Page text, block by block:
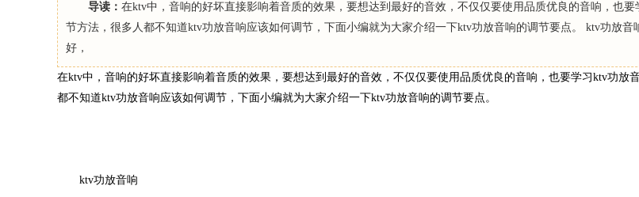
导读： 在ktv中，音响的好坏直接影响着音质的效果，要想达到最好的音效，不仅仅要使用品质优良的音响，也要
节方法，很多人都不知道ktv功放音响应该如何调节，下面小编就为大家介绍一下ktv功放音响的调节要点。 ktv功放音
好，
在ktv中，音响的好坏直接影响着音质的效果，要想达到最好的音效，不仅仅要使用品质优良的音响，也要学习ktv功放
都不知道ktv功放音响应该如何调节，下面小编就为大家介绍一下ktv功放音响的调节要点。
ktv功放音响